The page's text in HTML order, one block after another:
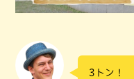
3トン！